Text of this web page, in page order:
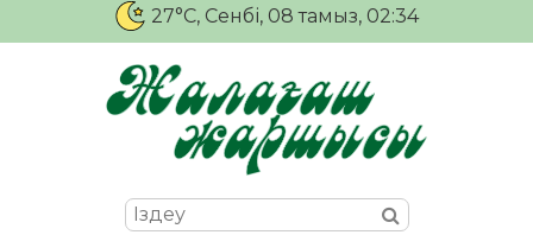
27°C, Сенбі, 08 тамыз, 02:34